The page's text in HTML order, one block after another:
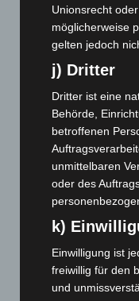
Juli 2025(90)
Juni 2025(103)
April 2025
März 2025 (111)
Februar 2025(96)
Januar 2025(88)
Dezember 2024
(89)
November 2024(94)
Oktober 2024(93)
September 2024
August 2024 (107)
Juli 2024 (89)
Unionsrecht
möglicherweise
gelten jedoch
j) Dritter
Dritter ist eine
Behörde,
betroffenen
unmittelbaren
oder des
k)
Einwilligung ist
freiwillig für den
und